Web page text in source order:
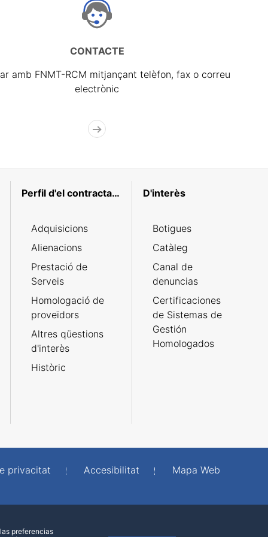
CONTACTE
amb FNMT-RCM mitjançant telèfon, fax o correu
electrònic
Perfil d'el contractant
Adquisicions
Alienacions
Prestació de
Serveis
Homologació de
proveïdors
Altres qüestions
d'interès
Històric
D'interès
Botigues
Catàleg
Canal de
denuncias
Certificaciones
de Sistemas de
Gestión
Homologados
privacitat Accesibilitat
Mapa Web
preferencias